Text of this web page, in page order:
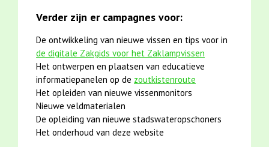
Verder zijn er campagnes voor:
De ontwikkeling van nieuwe vissen en tips voor in
de digitale Zakgids voor het Zaklampvissen
Het ontwerpen en plaatsen van educatieve
informatiepanelen op de zoutkistenroute
Het opleiden van nieuwe vissenmonitors
Nieuwe veldmaterialen
De opleiding van nieuwe stadswateropschoners
Het onderhoud van deze website